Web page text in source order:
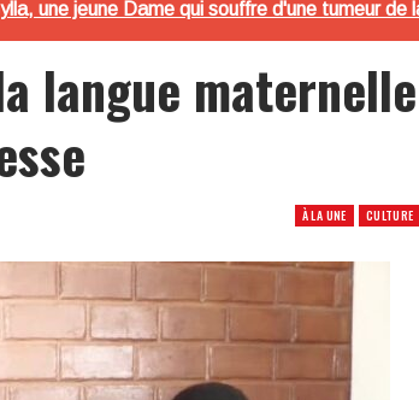
une jeune Dame qui souffre d'une tumeur de
langue maternelle
À LA UNE CULTURE